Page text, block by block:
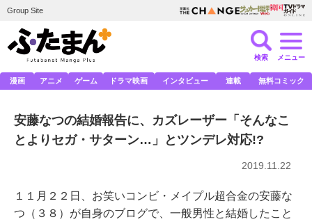
Group Site
検索 メニュー
漫画 アニメ ゲーム ドラマ映画 インタビュー 連載 無料コミック
安藤なつの結婚報告に、カズレーザー「そんなこ
とよりセガ・サターン…」とツンデレ対応!?
2019.11.22
１１月２２日、お笑いコンビ・メイプル超合金の安藤な
つ（３８）が自身のブログで、一般男性と結婚したこと